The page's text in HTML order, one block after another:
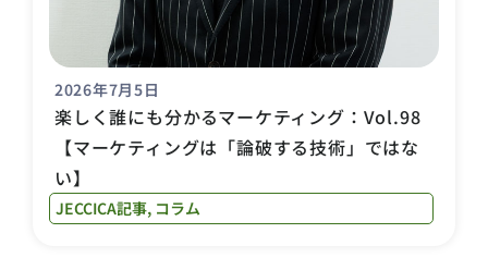
2026年7月5日
楽しく誰にも分かるマーケティング：Vol.98
【マーケティングは「論破する技術」ではな
い】
JECCICA記事, コラム